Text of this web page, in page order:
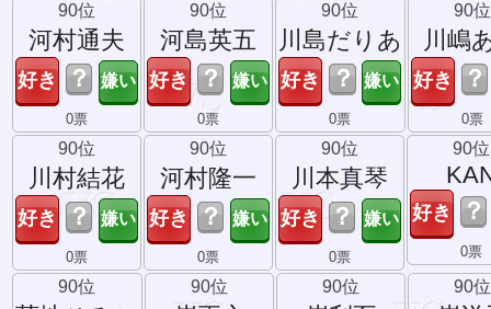
90位
河村通夫
？
0票
90位
河島英五
？
0票
90位
川島だりあ
？
0票
90位
川嶋
？
0票
90位
川村結花
？
0票
90位
河村隆一
？
0票
90位
川本真琴
？
0票
90位
？
0票
90位 90位 90位 90位